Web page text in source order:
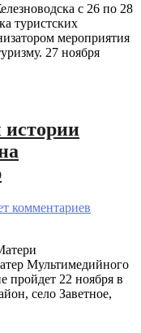
с 26 по 28
туристских
мероприятия
27 ноября
комментариев
Мультимедийного
пройдет 22 ноября в
село Заветное,